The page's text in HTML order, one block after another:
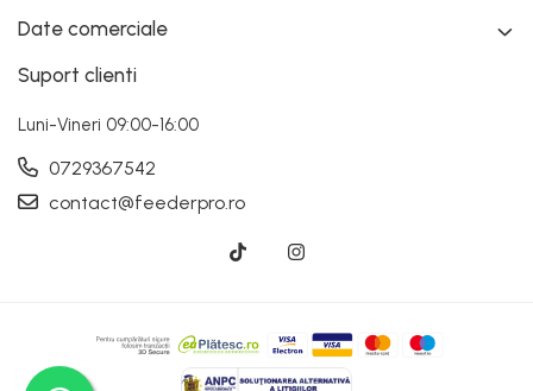
Date comerciale
Suport clienti
Luni-Vineri 09:00-16:00
0729367542
contact@feederpro.ro